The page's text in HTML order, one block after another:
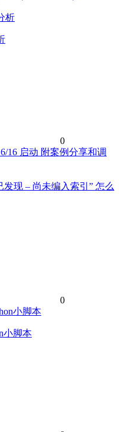
0
发现 – 尚未编入索引” 怎么
0
小脚本